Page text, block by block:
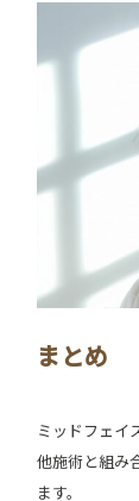
まとめ
ミッドフェイ
他施術と組み
ます。